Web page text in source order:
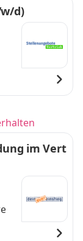
d)
im Vert